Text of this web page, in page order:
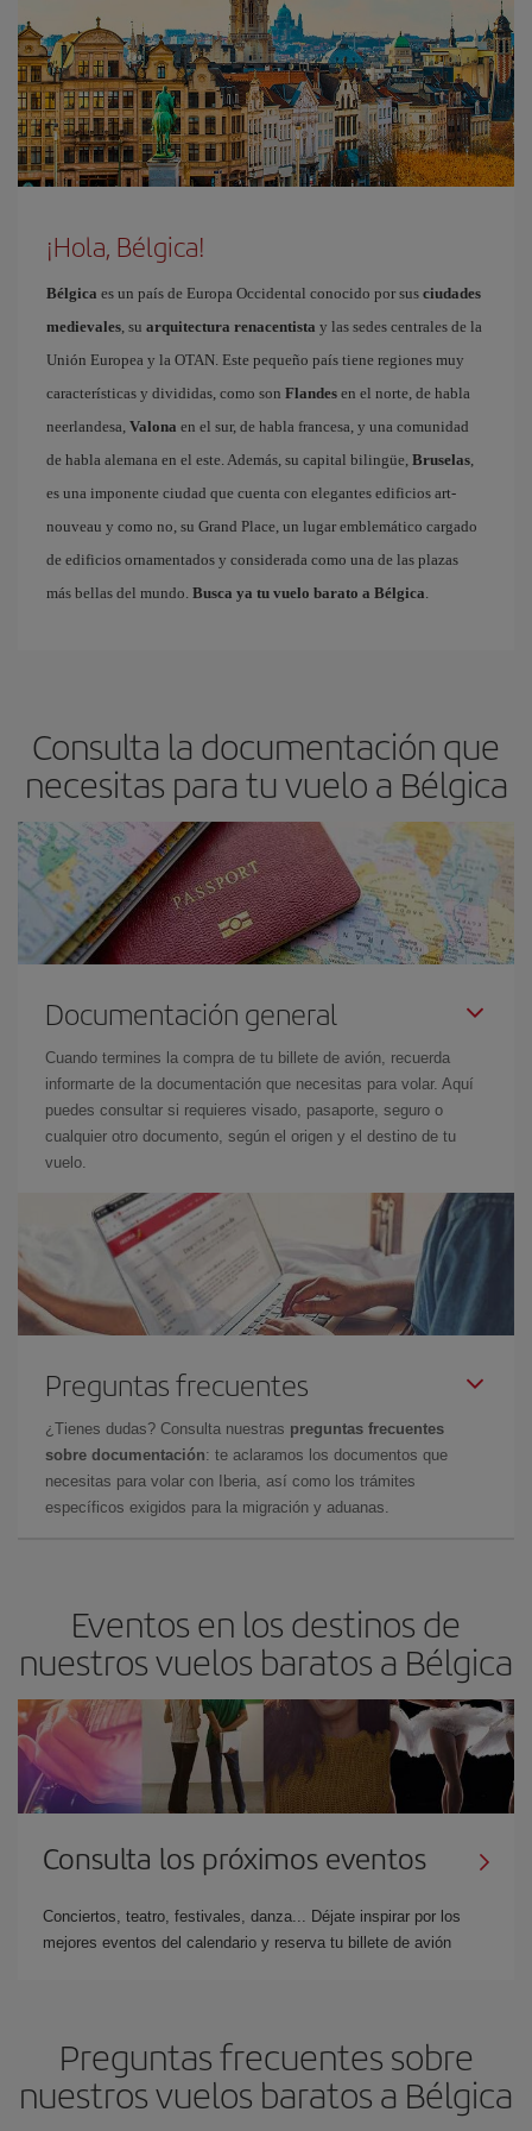
¡Hola, Bélgica!
Bélgica es un país de Europa Occidental conocido por sus ciudades
medievales , su arquitectura renacentista y las sedes centrales de la
Unión Europea y la OTAN. Este pequeño país tiene regiones muy
características y divididas, como son Flandes en el norte, de habla
neerlandesa, Valona en el sur, de habla francesa, y una comunidad
de habla alemana en el este. Además, su capital bilingüe, Bruselas
es una imponente ciudad que cuenta con elegantes edificios art-
nouveau y como no, su Grand Place, un lugar emblemático cargado
de edificios ornamentados y considerada como una de las plazas
más bellas del mundo. Busca ya tu vuelo barato a Bélgica
Consulta la documentación que
necesitas para tu vuelo a Bélgica
Documentación general
Cuando termines la compra de tu billete de avión, recuerda
informarte de la documentación que necesitas para volar. Aquí
puedes consultar si requieres visado, pasaporte, seguro o
cualquier otro documento, según el origen y el destino de tu
vuelo.
Preguntas frecuentes
¿Tienes dudas? Consulta nuestras preguntas frecuentes
sobre documentación: te aclaramos los documentos que
necesitas para volar con Iberia, así como los trámites
específicos exigidos para la migración y aduanas.
Eventos en los destinos de
nuestros vuelos baratos a Bélgica
Consulta los próximos eventos
Conciertos, teatro, festivales, danza... Déjate inspirar por los
mejores eventos del calendario y reserva tu billete de avión
Preguntas frecuentes sobre
nuestros vuelos baratos a Bélgica